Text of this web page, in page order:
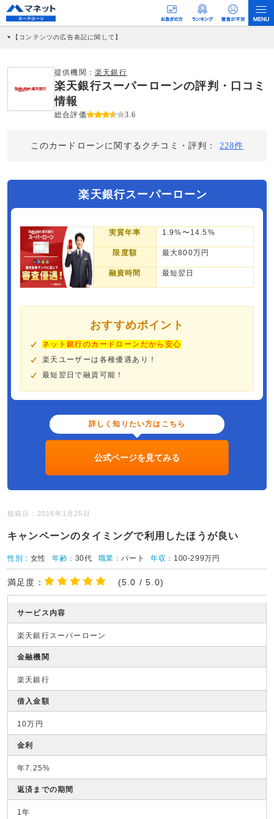
【コンテンツの広告表記に関して】
社に対して企業から紹介報酬が支払われるという収益モデルです。 ただし、特定の
商品を根拠なくPRするものではなく、当編集部の調査／ユーザーへの口コミ収集な
どに基づき、公平性を担保した情報提供を行っています。
提供機関： 楽天銀行
楽天銀行スーパーローンの評判・口コミ
情報
総合評価 3.6
このカードローンに関するクチコミ・評判： 228件
楽天銀行スーパーローン
実質年率 1.9%〜14.5%
限度額 最大800万円
融資時間 最短翌日
おすすめポイント
ネット銀行のカードローンだから安心
楽天ユーザーは各種優遇あり！
最短翌日で融資可能！
詳しく知りたい方はこちら
公式ページを見てみる
投稿日：2016年1月25日
キャンペーンのタイミングで利用したほうが良い
性別： 女性 年齢： 30代 職業：パート 年収： 100-299万円
満足度： (5.0 / 5.0)
サービス内容
楽天銀行スーパーローン
金融機関
楽天銀行
借入金額
10万円
金利
年7.25%
返済までの期間
1年